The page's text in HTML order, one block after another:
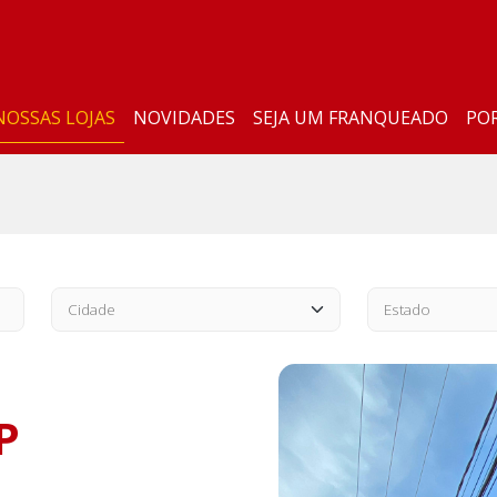
LOJAS NOVIDADES SEJA UM FRANQUEADO